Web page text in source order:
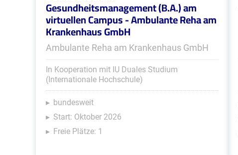
Gesundheitsmanagement (B.A.) am
virtuellen Campus - Ambulante Reha am
Krankenhaus GmbH
Ambulante Reha am Krankenhaus GmbH
In Kooperation mit IU Duales Studium
(Internationale Hochschule)
bundesweit
Start: Oktober 2026
Freie Plätze: 1